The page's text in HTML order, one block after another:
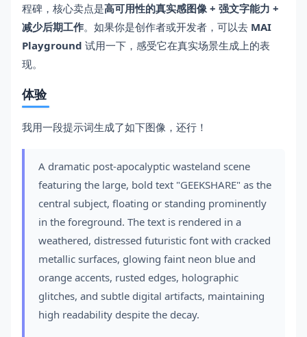
程碑，核心卖点是高可用性的真实感图像 + 强文字能力 +
减少后期工作。如果你是创作者或开发者，可以去 MAI
Playground 试用一下，感受它在真实场景生成上的表
现。
体验
我用一段提示词生成了如下图像，还行！
A dramatic post-apocalyptic wasteland scene
featuring the large, bold text "GEEKSHARE" as the
central subject, floating or standing prominently
in the foreground. The text is rendered in a
weathered, distressed futuristic font with cracked
metallic surfaces, glowing faint neon blue and
orange accents, rusted edges, holographic
glitches, and subtle digital artifacts, maintaining
high readability despite the decay.